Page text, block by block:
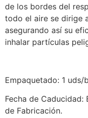
de los bordes del
todo el aire se dirige
asegurando así su
inhalar partículas
Empaquetado: 1 uds/
Fecha de
de Fabricación.